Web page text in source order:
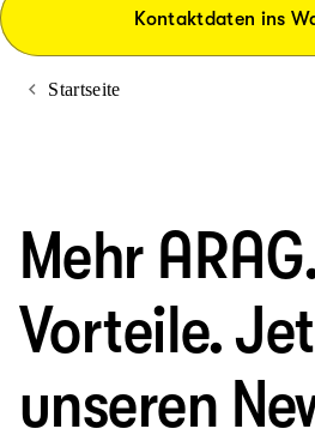
Kontaktdaten ins
Startseite
Mehr
Vorteile.
unseren